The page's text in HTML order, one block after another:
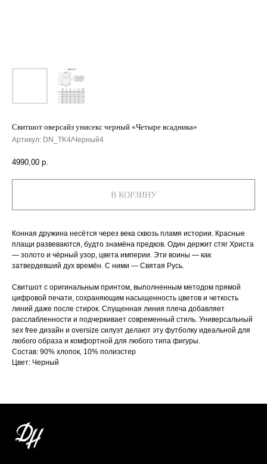
Свитшот оверсайз унисекс черный «Четыре всадника»
Артикул: DN_TK4/Черный4
4990,00 р.
В КОРЗИНУ
Конная дружина несётся через века сквозь пламя истории. Красные
плащи развеваются, будто знамёна предков. Один держит стяг Христа
— золото и чёрный узор, цвета империи. Эти воины — как
затвердевший дух времён. С ними — Святая Русь.
Свитшот с оригинальным принтом, выполненным методом прямой
цифровой печати, сохраняющим насыщенность цветов и четкость
линий даже после стирок. Спущенная линия плеча добавляет
расслабленности и подчеркивает современный стиль. Универсальный
sex free дизайн и oversize силуэт делают эту футболку идеальной для
любого образа и комфортной для любого типа фигуры.
Состав: 90% хлопок, 10% полиэстер
Цвет: Черный